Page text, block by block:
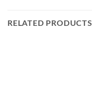
RELATED PRODUCTS